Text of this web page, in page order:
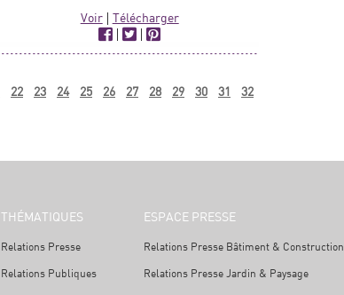
Voir| Télécharger
|
|
22 23 24 25 26 27 28 29 30 31 32
THÉMATIQUES
Relations Presse
Relations Publiques
ESPACE PRESSE
Relations Presse Bâtiment & Construction
Relations Presse Jardin & Paysage